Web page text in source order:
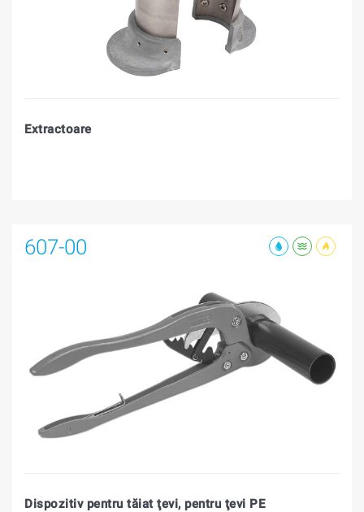
Extractoare
607-00
Dispozitiv pentru tăiat ţevi, pentru ţevi PE